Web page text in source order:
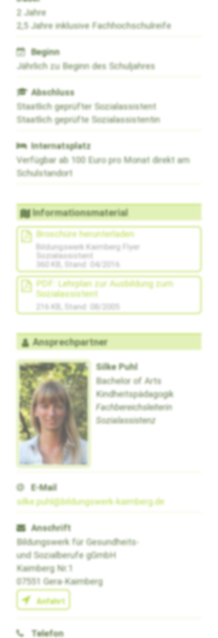
2 Jahre
2,5 Jahre inklusive Fachhochschulreife
Beginn
Jährlich zu Beginn des Schuljahres
Abschluss
Staatlich geprüfter Sozialassistent
Staatlich geprüfte Sozialassistentin
Internatsplatz
Verfügbar ab 100 Euro pro Monat direkt am
Schulstandort
Informationsmaterial
Broschüre herunterladen
Bildungswerk Kaimberg Flyer
Sozialassistent
360 KB, Stand: 04/2016
PDF: Lehrplan zur Ausbildung zum
Sozialassistent
216 KB, Stand: 08/2005
Ansprechpartner
Silke Puhl
Bachelor of Arts
Kindheitspädagogik
Fachbereichsleiterin
Sozialassistenz
E-Mail
silke.puhl@bildungswerk-kaimberg.de
Anschrift
Bildungswerk für Gesundheits-
und Sozialberufe gGmbH
Kaimberg Nr.1
07551 Gera-Kaimberg
Anfahrt
Telefon